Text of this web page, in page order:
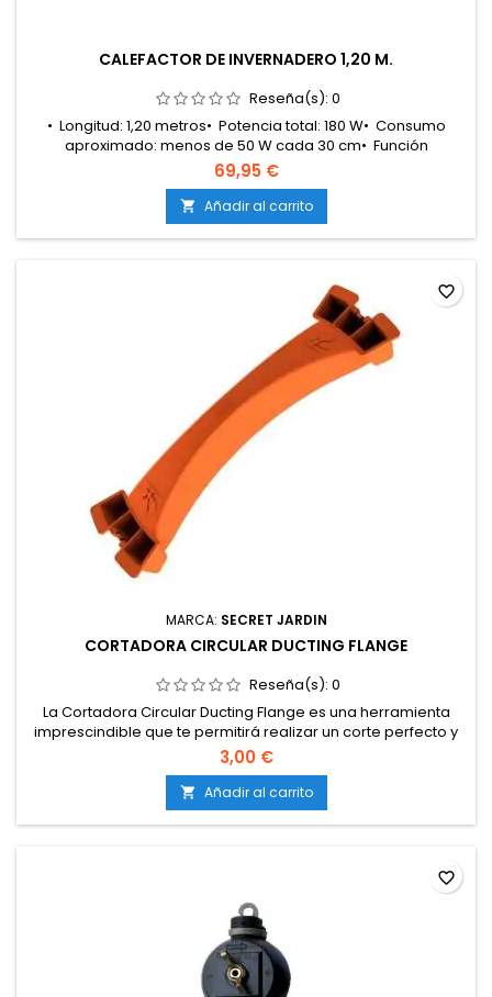
CALEFACTOR DE INVERNADERO 1,20 M.
Reseña(s): 0
• Longitud: 1,20 metros• Potencia total: 180 W• Consumo
aproximado: menos de 50 W cada 30 cm• Función
principal: mantenimiento de temperatura y prevención de
heladas• Efecto: ayuda a reducir la condensación
ambiental• Distribución del calor: uniforme y
constante• Resistencia: preparado para salpicaduras• Uso
recomendado: invernaderos, armarios de...
69,95 €
 Añadir al carrito
MARCA: SECRET JARDIN
CORTADORA CIRCULAR DUCTING FLANGE
Reseña(s): 0
La Cortadora Circular Ducting Flange es una herramienta
imprescindible que te permitirá realizar un corte perfecto y
preciso para la instalación del Ducting Flange en tu armario
de cultivo interior. Esta herramienta ha sido diseñada para
facilitar el trabajo de corte, haciendo que sea una tarea
sencilla, cómoda y efectiva.
3,00 €
 Añadir al carrito
favorite_border
favorite_border